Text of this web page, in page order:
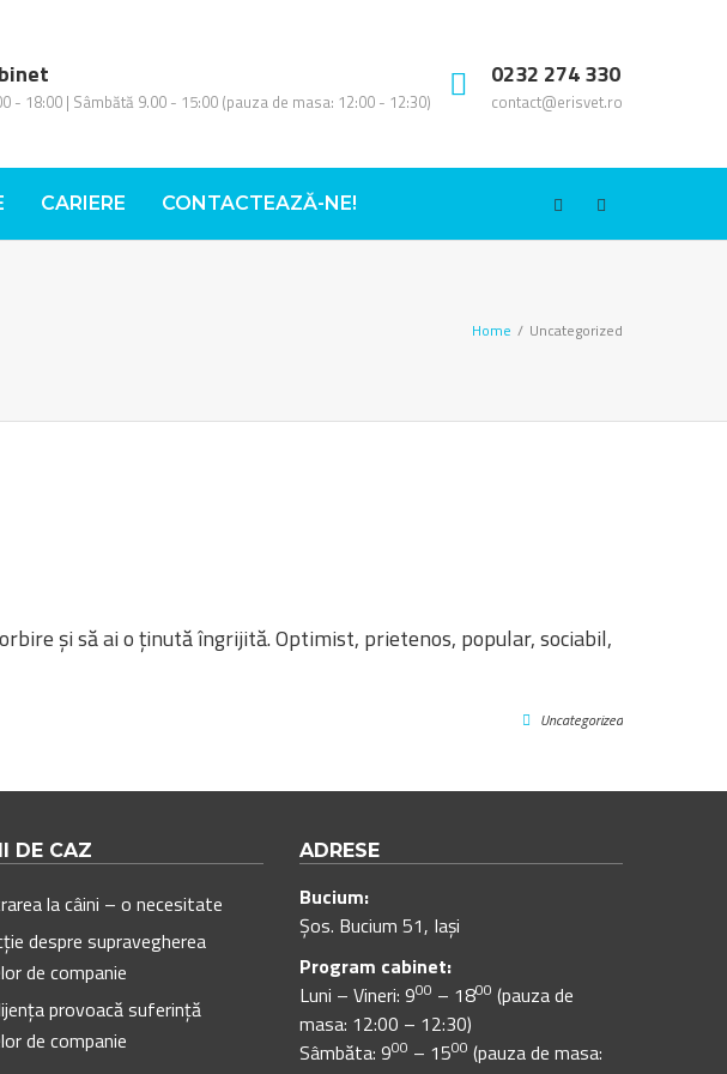
- 18:00 | Sâmbătă 9.00 - 15:00 (pauza de masa: 12:00 - 12:30)
0232 274 330
contact@erisvet.ro
CARIERE CONTACTEAZĂ-NE!
Home / Uncategorized
și să ai o ținută îngrijită. Optimist, prietenos, popular, sociabil,
Uncategorized
DE CAZ
la câini – o necesitate
despre supravegherea
de companie
provoacă suferință
de companie
ADRESE
Bucium:
Șos. Bucium 51, Iași
Program cabinet:
Luni – Vineri: 900 – 1800 (pauza de
masa: 12:00 – 12:30)
Sâmbăta: 900 – 1500 (pauza de masa: